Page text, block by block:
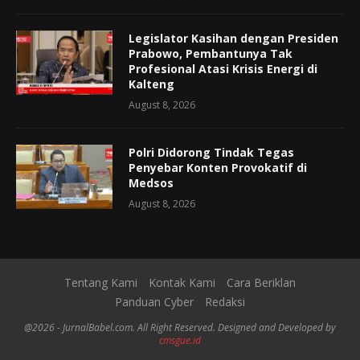
Legislator Kasihan dengan Presiden
Prabowo, Pembantunya Tak
Profesional Atasi Krisis Energi di
Kalteng
August 8, 2026
Polri Didorong Tindak Tegas
Penyebar Konten Provokatif di
Medsos
August 8, 2026
Tentang Kami Kontak Kami
Cara Beriklan
Panduan Cyber
Redaksi
@2026 - JurnalBabel.com. All Right Reserved. Designed and Developed by
cmsgue.id